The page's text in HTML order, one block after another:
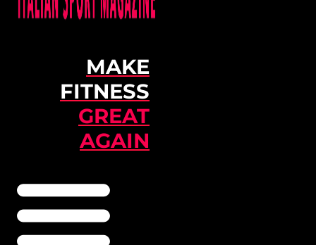
MAKE
FITNESS
GREAT
AGAIN